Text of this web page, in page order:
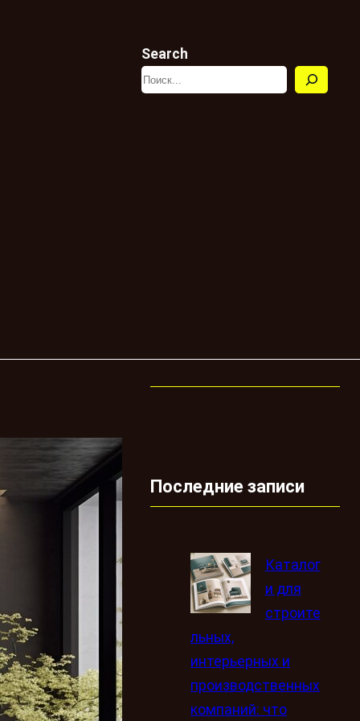
Search
Последние записи
Каталог
и для
строите
льных,
интерьерных и
производственных
компаний: что